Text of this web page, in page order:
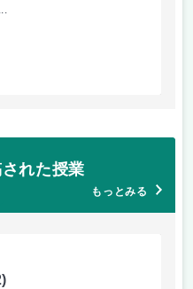
れた授業
もっとみる